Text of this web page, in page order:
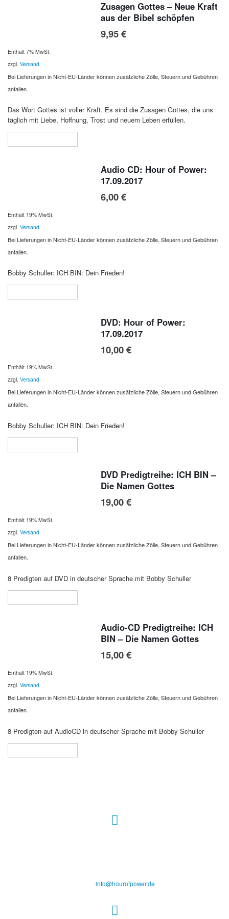
Zusagen Gottes – Neue Kraft
aus der Bibel schöpfen
9,95€
Enthält 7% MwSt.
zzgl. Versand
Bei Lieferungen in Nicht-EU-Länder können zusätzliche Zölle, Steuern und Gebühren
anfallen.
Das Wort Gottes ist voller Kraft. Es sind die Zusagen Gottes, die uns
täglich mit Liebe, Hoffnung, Trost und neuem Leben erfüllen.
Audio CD: Hour of Power:
17.09.2017
6,00€
Enthält 19% MwSt.
zzgl. Versand
Bei Lieferungen in Nicht-EU-Länder können zusätzliche Zölle, Steuern und Gebühren
anfallen.
Bobby Schuller: ICH BIN: Dein Frieden!
DVD: Hour of Power:
17.09.2017
10,00€
Enthält 19% MwSt.
zzgl. Versand
Bei Lieferungen in Nicht-EU-Länder können zusätzliche Zölle, Steuern und Gebühren
anfallen.
Bobby Schuller: ICH BIN: Dein Frieden!
DVD Predigtreihe: ICH BIN –
Die Namen Gottes
19,00€
Enthält 19% MwSt.
zzgl. Versand
Bei Lieferungen in Nicht-EU-Länder können zusätzliche Zölle, Steuern und Gebühren
anfallen.
8 Predigten auf DVD in deutscher Sprache mit Bobby Schuller
Audio-CD Predigtreihe: ICH
BIN – Die Namen Gottes
15,00€
Enthält 19% MwSt.
zzgl. Versand
Bei Lieferungen in Nicht-EU-Länder können zusätzliche Zölle, Steuern und Gebühren
anfallen.
8 Predigten auf AudioCD in deutscher Sprache mit Bobby Schuller
info@hourofpower.de